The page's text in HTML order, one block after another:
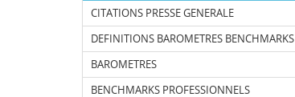
CITATIONS PRESSE GENERALE
DEFINITIONS BAROMETRES BENCHMARKS
BAROMETRES
BENCHMARKS PROFESSIONNELS